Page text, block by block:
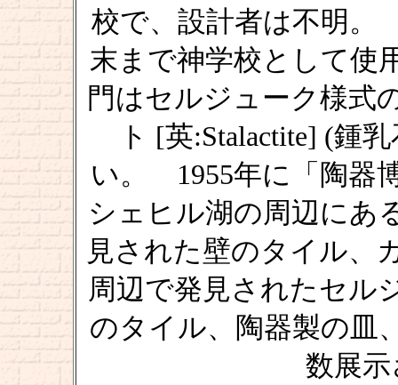
校で、設計者は不明
末まで神学校として
門はセルジューク様式
ト [英:Stalactite] (鍾
い。 1955年に「陶器
シェヒル湖の周辺にあ
見された壁のタイル、
周辺で発見されたセル
のタイル、陶器製の皿
数展